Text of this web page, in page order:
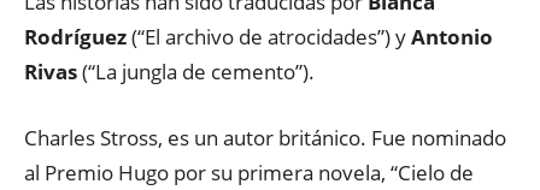
Rodríguez(“El archivo de atrocidades”) yAntonio
Rivas(“La jungla de cemento”).
Charles Stross, es un autor británico. Fue nominado
al Premio Hugo por su primera novela, “Cielo de